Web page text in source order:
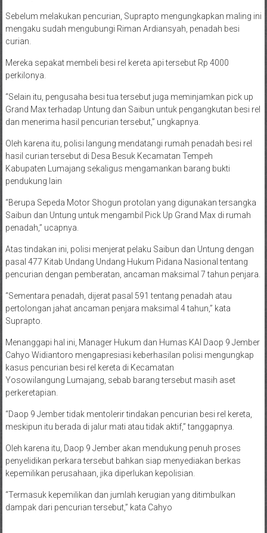
Sebelum melakukan pencurian, Suprapto mengungkapkan maling ini
mengaku sudah mengubungi Riman Ardiansyah, penadah besi
curian.
Mereka sepakat membeli besi rel kereta api tersebut Rp 4000
perkilonya.
“Selain itu, pengusaha besi tua tersebut juga meminjamkan pick up
Grand Max terhadap Untung dan Saibun untuk pengangkutan besi rel
dan menerima hasil pencurian tersebut,” ungkapnya.
Oleh karena itu, polisi langung mendatangi rumah penadah besi rel
hasil curian tersebut di Desa Besuk Kecamatan Tempeh
Kabupaten Lumajang sekaligus mengamankan barang bukti
pendukung lain
“Berupa Sepeda Motor Shogun protolan yang digunakan tersangka
Saibun dan Untung untuk mengambil Pick Up Grand Max di rumah
penadah,” ucapnya.
Atas tindakan ini, polisi menjerat pelaku Saibun dan Untung dengan
pasal 477 Kitab Undang Undang Hukum Pidana Nasional tentang
pencurian dengan pemberatan, ancaman maksimal 7 tahun penjara.
“Sementara penadah, dijerat pasal 591 tentang penadah atau
pertolongan jahat ancaman penjara maksimal 4 tahun,” kata
Suprapto.
Menanggapi hal ini, Manager Hukum dan Humas KAI Daop 9 Jember
Cahyo Widiantoro mengapresiasi keberhasilan polisi mengungkap
kasus pencurian besi rel kereta di Kecamatan
Yosowilangung Lumajang, sebab barang tersebut masih aset
perkeretapian.
“Daop 9 Jember tidak mentolerir tindakan pencurian besi rel kereta,
meskipun itu berada di jalur mati atau tidak aktif,” tanggapnya.
Oleh karena itu, Daop 9 Jember akan mendukung penuh proses
penyelidikan perkara tersebut bahkan siap menyediakan berkas
kepemilikan perusahaan, jika diperlukan kepolisian.
“Termasuk kepemilikan dan jumlah kerugian yang ditimbulkan
dampak dari pencurian tersebut,” kata Cahyo